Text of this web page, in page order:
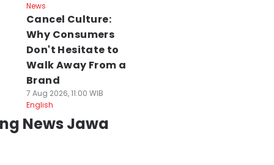
News
Cancel Culture:
Why Consumers
Don't Hesitate to
Walk Away From a
Brand
7 Aug 2026, 11:00 WIB
English
News Jawa